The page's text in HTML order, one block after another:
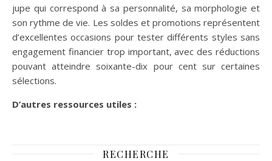
jupe qui correspond à sa personnalité, sa morphologie et
son rythme de vie. Les soldes et promotions représentent
d’excellentes occasions pour tester différents styles sans
engagement financier trop important, avec des réductions
pouvant atteindre soixante-dix pour cent sur certaines
sélections.
D’autres ressources utiles :
RECHERCHE